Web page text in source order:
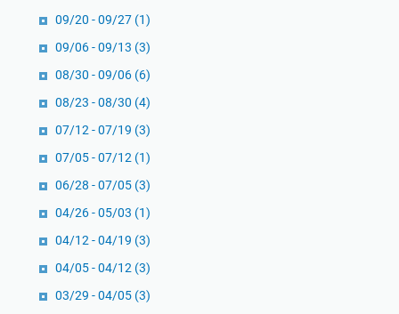
09/20 - 09/27 (1)
09/06 - 09/13 (3)
08/30 - 09/06 (6)
08/23 - 08/30 (4)
07/12 - 07/19 (3)
07/05 - 07/12 (1)
06/28 - 07/05 (3)
04/26 - 05/03 (1)
04/12 - 04/19 (3)
04/05 - 04/12 (3)
03/29 - 04/05 (3)